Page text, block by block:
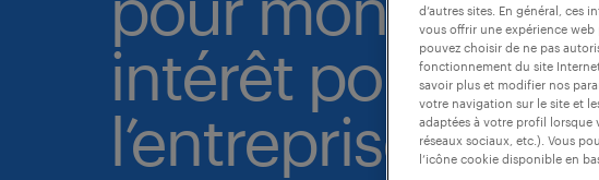
intérêt pour
l’entreprise ?
d’autres sites. En général,
vous offrir une expérience web
pouvez choisir de ne pas
fonctionnement du site
savoir plus et modifier nos
votre navigation sur le site et
adaptées à votre profil lorsque
réseaux sociaux, etc.). Vous
l’icône cookie disponible en